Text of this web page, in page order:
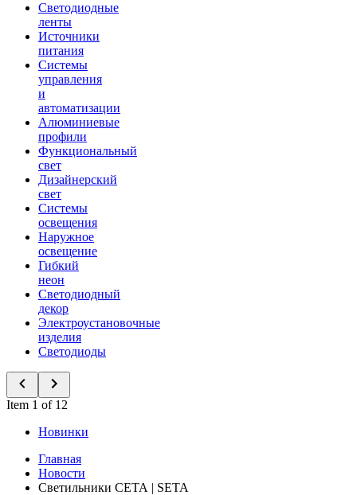
Светодиодные
ленты
Источники
питания
Системы
управления
и
автоматизации
Алюминиевые
профили
Функциональный
свет
Дизайнерский
свет
Системы
освещения
Наружное
освещение
Гибкий
неон
Светодиодный
декор
Электроустановочные
изделия
Светодиоды
Item 1 of 12
Новинки
Главная
Новости
Светильники СЕТА | SETA